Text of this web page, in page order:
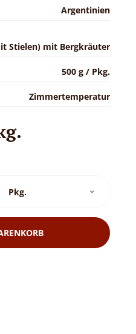
Argentinien
Stielen) mit Bergkräuter
500 g / Pkg.
Zimmertemperatur